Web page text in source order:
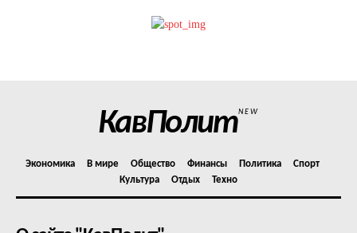
Контакты
КавПолитNEW
Экономика В мире Общество Финансы Политика
Спорт
Культура
Отдых Техно